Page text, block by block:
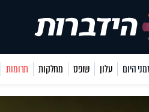
היום עלון שופס מחלקות תרומות